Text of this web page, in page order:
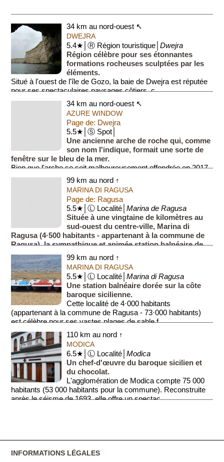
34 km au nord-ouest ↖
DWEJRA
5.4★│Ⓡ Région touristique│Dwejra
Région célèbre pour ses étonnantes
formations rocheuses sculptées par les
éléments.
Situé à l'ouest de l'île de Gozo, la baie de Dwejra est réputée
pour ses spectaculaires paysages côtiers, c...
34 km au nord-ouest ↖
AZURE WINDOW
Page de: Dwejra
5.5★│Ⓢ Spot│
Une ancienne arche de roche qui, comme
son nom l'indique, formait une sorte de
fenêtre sur le bleu de la mer.
Bien que l'arche se soit malheureusement effondrée en 2017,
le site reste tout de même ...
99 km au nord ↑
MARINA DI RAGUSA
Page de: Ragusa
5.5★│Ⓛ Localité│Marina de Ragusa
Située à une vingtaine de kilomètres au
sud-ouest du centre-ville, Marina di
Ragusa (4·500 habitants - appartenant à la commune de
Ragusa), la sympathique et animée station balnéaire de
Raguse, est...
99 km au nord ↑
MARINA DI RAGUSA
5.5★│Ⓛ Localité│Marina di Ragusa
Une station balnéaire dorée sur la côte
baroque sicilienne.
Cette localité de 4·000 habitants
(appartenant à la commune de Ragusa - 73·000 habitants)
est célèbre pour ses vastes plages de sable f...
110 km au nord ↑
MODICA
6.5★│Ⓛ Localité│Modica
Un chef-d'œuvre du baroque sicilien et
du chocolat.
L'agglomération de Modica compte 75 000
habitants (53 000 habitants pour la commune). Reconstruite
après le séisme de 1693, elle offre un spectac...
INFORMATIONS LÉGALES